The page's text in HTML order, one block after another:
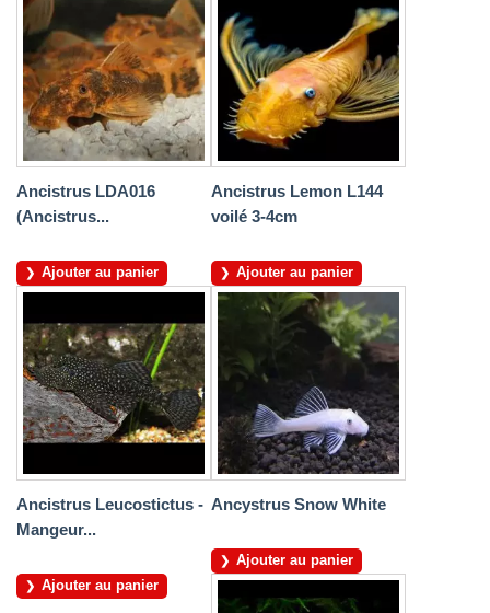
Ancistrus LDA016
(Ancistrus...
Ajouter au panier
Ancistrus Lemon L144
voilé 3-4cm
Ajouter au panier
Ancistrus Leucostictus -
Mangeur...
Ajouter au panier
Ancystrus Snow White
Ajouter au panier